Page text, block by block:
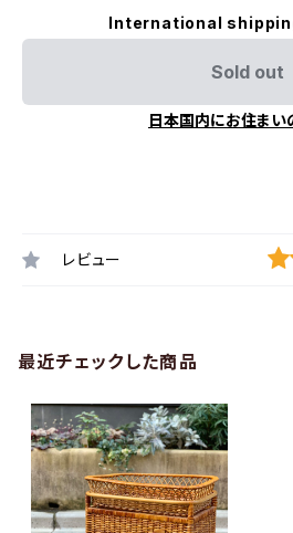
International
Sold out
日本国内にお住まい
レビュー
最近チェックした商品